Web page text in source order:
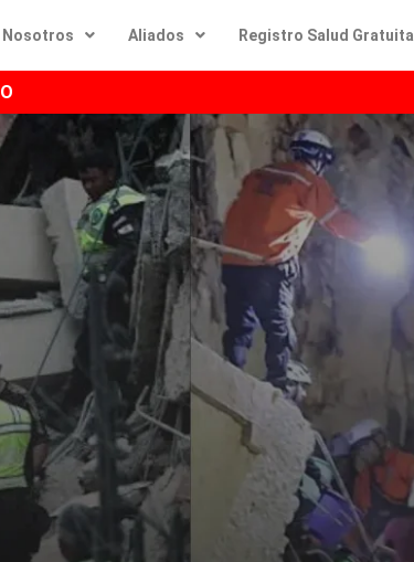
Nosotros Aliados Registro Salud Gratuita